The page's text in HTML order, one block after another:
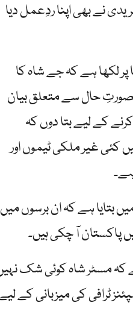
نے بھی اپنا ردِعمل دیا
لکھا ہے کہ جے شاہ کا
حال سے متعلق بیان
کے لیے بتا دوں کہ
گزشتہ 6 سال میں کئی غیر ملکی ٹیموں اور
بتایا ہے کہ ان برسوں میں
پاکستان آ چکی ہیں۔
کہ مسٹر شاہ کوئی شک
کی چیمپئنز ٹرافی کی میزبانی کے